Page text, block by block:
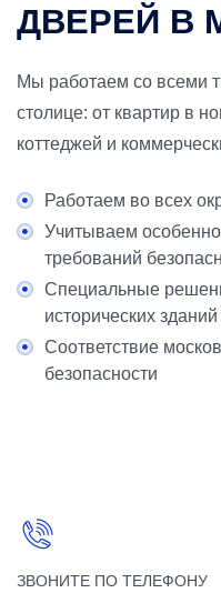
ДВЕРЕЙ В
Мы работаем со всеми
столице: от квартир в
коттеджей и
Работаем во всех
Учитываем
требований
Специальные
исторических зданий
Соответствие
безопасности
ЗВОНИТЕ ПО ТЕЛЕФОНУ